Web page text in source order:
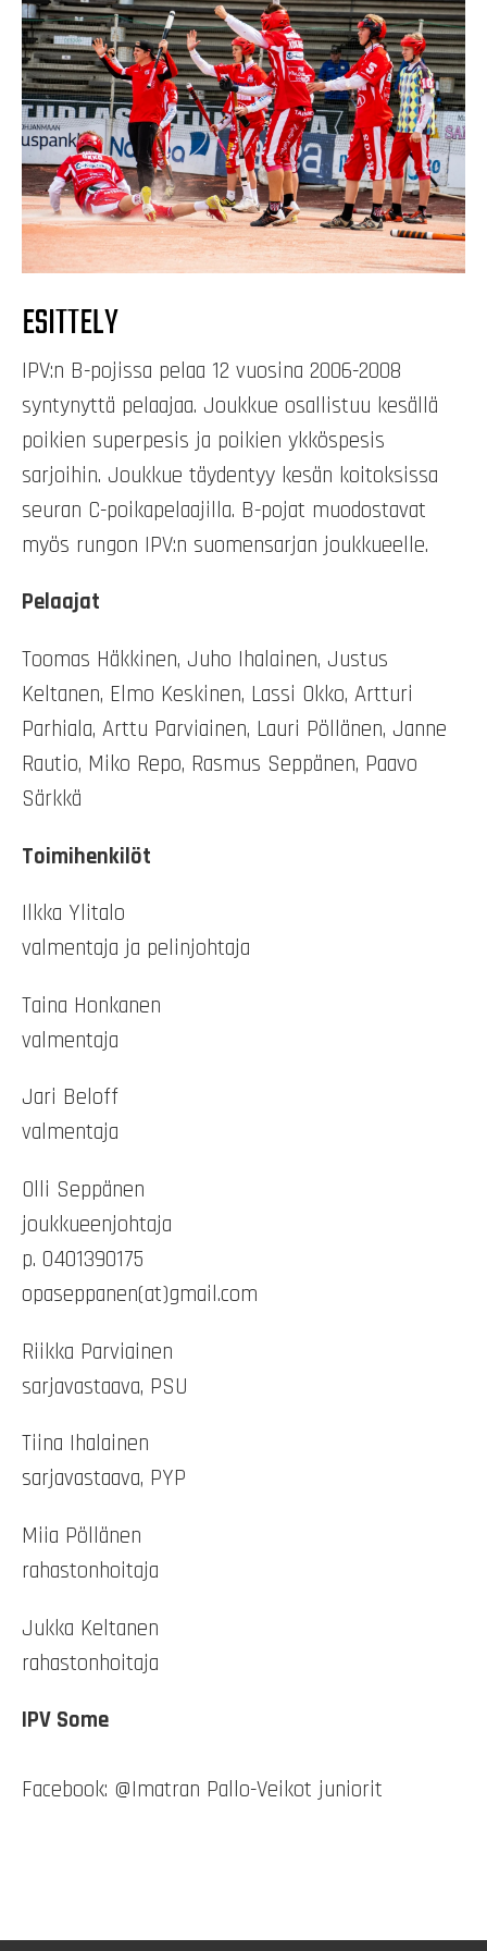
ESITTELY
IPV:n B-pojissa pelaa 12 vuosina 2006-2008
syntynyttä pelaajaa. Joukkue osallistuu kesällä
poikien superpesis ja poikien ykköspesis
sarjoihin. Joukkue täydentyy kesän koitoksissa
seuran C-poikapelaajilla. B-pojat muodostavat
myös rungon IPV:n suomensarjan joukkueelle.
Pelaajat
Toomas Häkkinen, Juho Ihalainen, Justus
Keltanen, Elmo Keskinen, Lassi Okko, Artturi
Parhiala, Arttu Parviainen, Lauri Pöllänen, Janne
Rautio, Miko Repo, Rasmus Seppänen, Paavo
Särkkä
Toimihenkilöt
Ilkka Ylitalo
valmentaja ja pelinjohtaja
Taina Honkanen
valmentaja
Jari Beloff
valmentaja
Olli Seppänen
joukkueenjohtaja
p. 0401390175
opaseppanen(at)gmail.com
Riikka Parviainen
sarjavastaava, PSU
Tiina Ihalainen
sarjavastaava, PYP
Miia Pöllänen
rahastonhoitaja
Jukka Keltanen
rahastonhoitaja
IPV Some
Facebook: @Imatran Pallo-Veikot juniorit